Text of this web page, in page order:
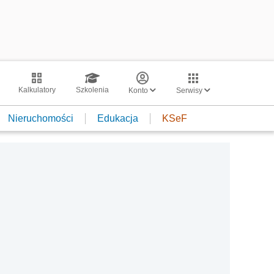
Kalkulatory Szkolenia Konto Serwisy
Nieruchomości Edukacja KSeF